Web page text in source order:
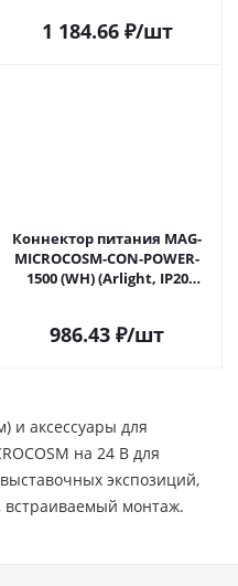
1 184.66₽/шт
Коннектор питания MAG-
MICROCOSM-CON-POWER-
1500 (WH) (Arlight, IP20
986.43 ₽/шт
и аксессуары для
на 24 В для
экспозиций,
монтаж.